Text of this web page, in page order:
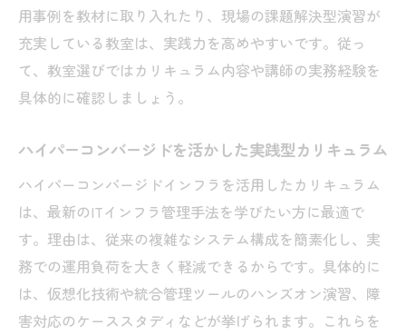
プログラミング教室で叶えるキャリアアッ
プ戦略
ハイパーコンバージドを活かす成長の秘訣
とは
キャリアアップに直結する実践的学びのポ
イント
神戸市で選ばれるIT教育の理由と展望
用事例を教材に取り入れたり、現場の課題解決型演習が
充実している教室は、実践力を高めやすいです。従っ
て、教室選びではカリキュラム内容や講師の実務経験を
具体的に確認しましょう。
ハイパーコンバージドを活かした実践型カリキュラム
ハイパーコンバージドインフラを活用したカリキュラム
は、最新のITインフラ管理手法を学びたい方に最適で
す。理由は、従来の複雑なシステム構成を簡素化し、実
務での運用負荷を大きく軽減できるからです。具体的に
は、仮想化技術や統合管理ツールのハンズオン演習、障
害対応のケーススタディなどが挙げられます。これらを